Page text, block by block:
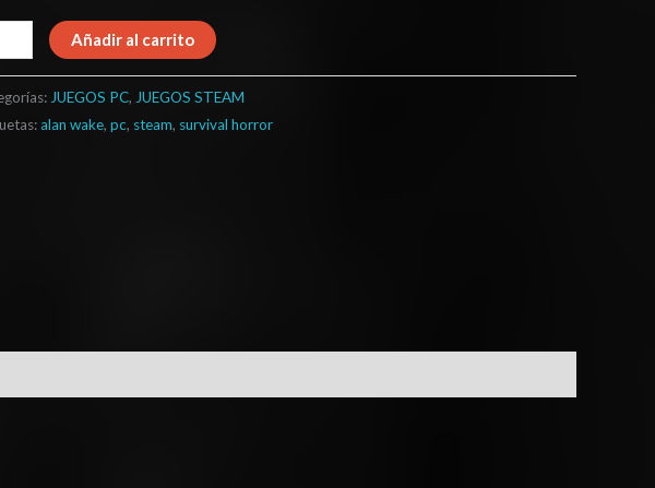
Añadir al carrito
JUEGOS PC, JUEGOS STEAM
alan wake, pc, steam, survival horror